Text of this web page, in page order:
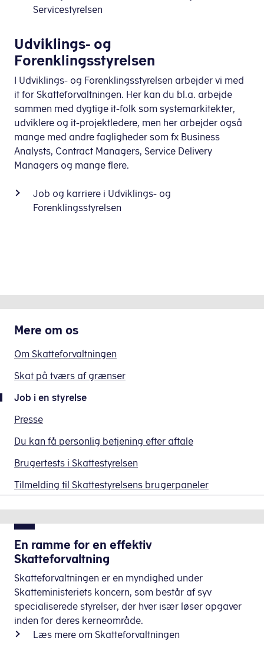
Servicestyrelsen
Udviklings- og
Forenklingsstyrelsen
I Udviklings- og Forenklingsstyrelsen arbejder vi med
it for Skatteforvaltningen. Her kan du bl.a. arbejde
sammen med dygtige it-folk som systemarkitekter,
udviklere og it-projektledere, men her arbejder også
mange med andre fagligheder som fx Business
Analysts, Contract Managers, Service Delivery
Managers og mange flere.
Job og karriere i Udviklings- og
Forenklingsstyrelsen
Mere om os
Om Skatteforvaltningen
Skat på tværs af grænser
Job i en styrelse
Presse
Du kan få personlig betjening efter aftale
Brugertests i Skattestyrelsen
Tilmelding til Skattestyrelsens brugerpaneler
En ramme for en effektiv
Skatteforvaltning
Skatteforvaltningen er en myndighed under
Skatteministeriets koncern, som består af syv
specialiserede styrelser, der hver især løser opgaver
inden for deres kerneområde.
Læs mere om Skatteforvaltningen